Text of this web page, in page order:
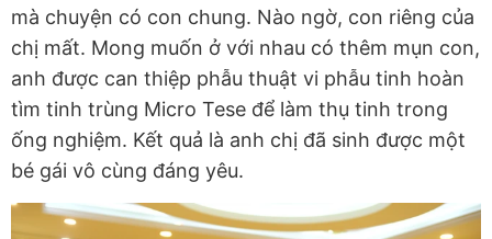
mà chuyện có con chung. Nào ngờ, con riêng của
chị mất. Mong muốn ở với nhau có thêm mụn con,
anh được can thiệp phẫu thuật vi phẫu tinh hoàn
tìm tinh trùng Micro Tese để làm thụ tinh trong
ống nghiệm. Kết quả là anh chị đã sinh được một
bé gái vô cùng đáng yêu.